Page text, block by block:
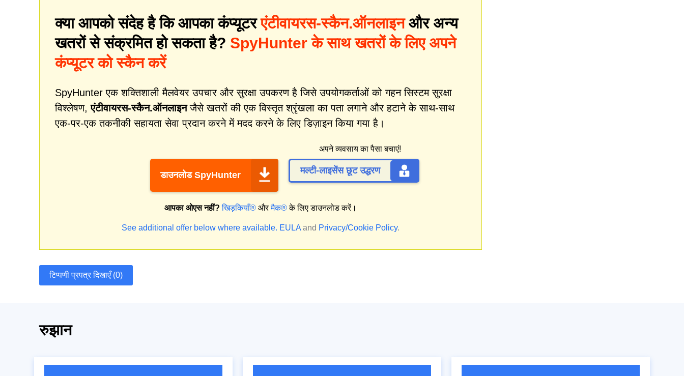
क्या आपको संदेह है कि आपका कंप्यूटरएंटीवायरस-स्कैन.ऑनलाइनऔर अन्य
खतरों से संक्रमित हो सकता है? SpyHunter के साथ खतरों के लिए अपने
कंप्यूटर को स्कैन करें
SpyHunter एक शक्तिशाली मैलवेयर उपचार और सुरक्षा उपकरण है जिसे उपयोगकर्ताओं को गहन सिस्टम सुरक्षा
विश्लेषण,एंटीवायरस-स्कैन.ऑनलाइनजैसे खतरों की एक विस्तृत श्रृंखला का पता लगाने और हटाने के साथ-साथ
एक-पर-एक तकनीकी सहायता सेवा प्रदान करने में मदद करने के लिए डिज़ाइन किया गया है।
डाउनलोड SpyHunter
अपने व्यवसाय का पैसा बचाएं!
मल्टी-लाइसेंस छूट उद्धरण
आपका ओएस नहीं? खिड़कियाँ® औरमैक®के लिए डाउनलोड करें।
See additional offer below where available. EULA and Privacy/Cookie Policy.
टिप्पणी प्रपत्र दिखाएँ (0)
रुझान